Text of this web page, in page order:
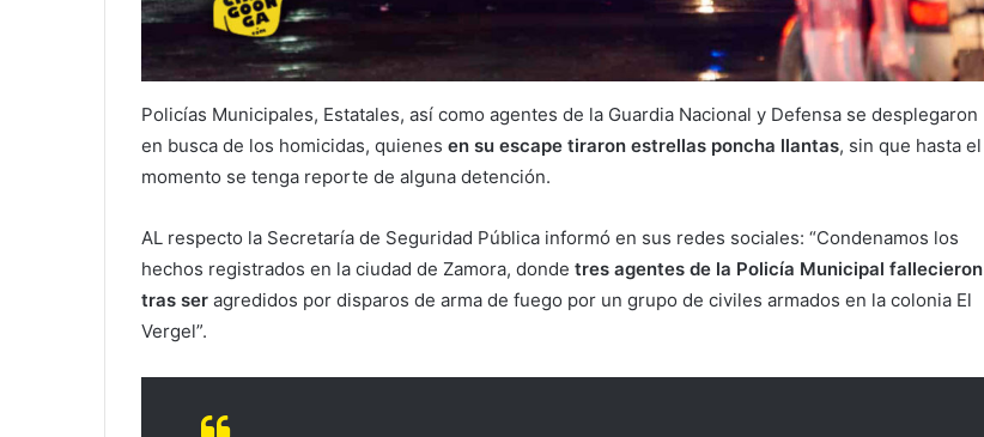
Policías Municipales, Estatales, así como agentes de la Guardia Nacional y Defensa se desplegaron
en busca de los homicidas, quienes en su escape tiraron estrellas poncha llantas, sin que hasta el
momento se tenga reporte de alguna detención.
AL respecto la Secretaría de Seguridad Pública informó en sus redes sociales: “Condenamos los
hechos registrados en la ciudad de Zamora, donde tres agentes de la Policía Municipal fallecieron
tras ser agredidos por disparos de arma de fuego por un grupo de civiles armados en la colonia El
Vergel”.